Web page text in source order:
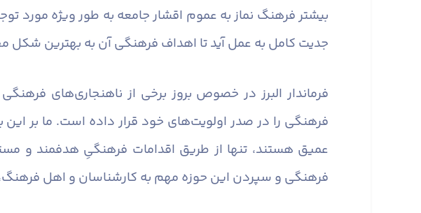
بیشتر فرهنگ نماز به عموم اقشار جامعه به طور ویژه مورد
جدیت کامل به عمل آید تا اهداف فرهنگی آن به بهترین شکل
فرماندار البرز در خصوص بروز برخی از ناهنجاری‌های
فرهنگی را در صدر اولویت‌های خود قرار داده است. ما بر
عمیق هستند، تنها از طریق اقدامات فرهنگیِ هدفمند و
فرهنگی و سپردن این حوزه مهم به کارشناسان و اهل